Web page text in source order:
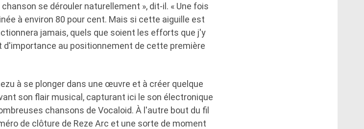
se dérouler naturellement », dit-il. « Une fois
à environ 80 pour cent. Mais si cette aiguille est
jamais, quels que soient les efforts que j'y
au positionnement de cette première
à se plonger dans une œuvre et à créer quelque
son flair musical, capturant ici le son électronique
chansons de Vocaloid. À l'autre bout du fil
de clôture de Reze Arc et une sorte de moment